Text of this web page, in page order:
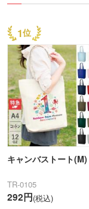
1
キャンバストート(M)
TR-0105
292円(税込)